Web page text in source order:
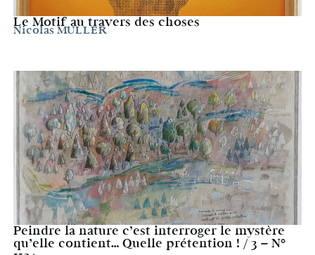
Le Motif au travers des choses
Nicolas MULLER
Peindre la nature c’est interroger le mystère
qu’elle contient… Quelle prétention ! / 3 – N°